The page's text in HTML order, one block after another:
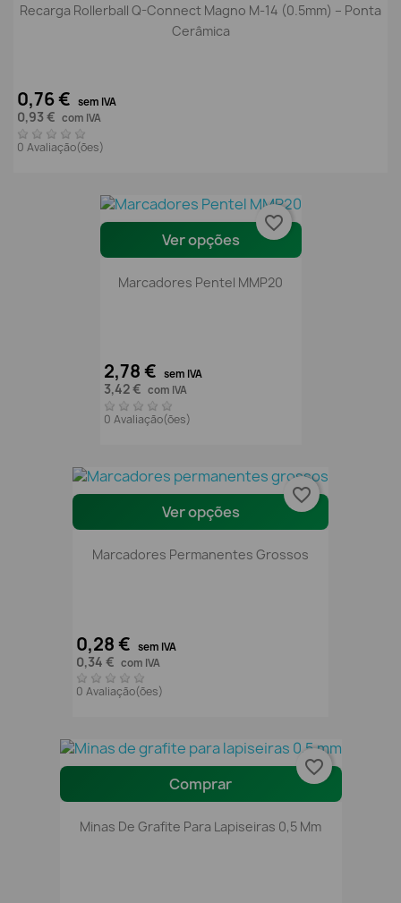
Recarga Rollerball Q-Connect Magno M-14 (0.5mm) – Ponta
Cerâmica
0,76 € sem IVA
0,93 € com IVA
0 Avaliação(ões)
Ver opções
Marcadores Pentel MMP20
2,78 € sem IVA
3,42 € com IVA
0 Avaliação(ões)
favorite_border
Ver opções
Marcadores Permanentes Grossos
0,28 € sem IVA
0,34 € com IVA
0 Avaliação(ões)
favorite_border
Comprar
Minas De Grafite Para Lapiseiras 0,5 Mm
favorite_border